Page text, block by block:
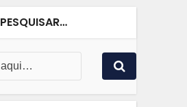
PESQUISAR…